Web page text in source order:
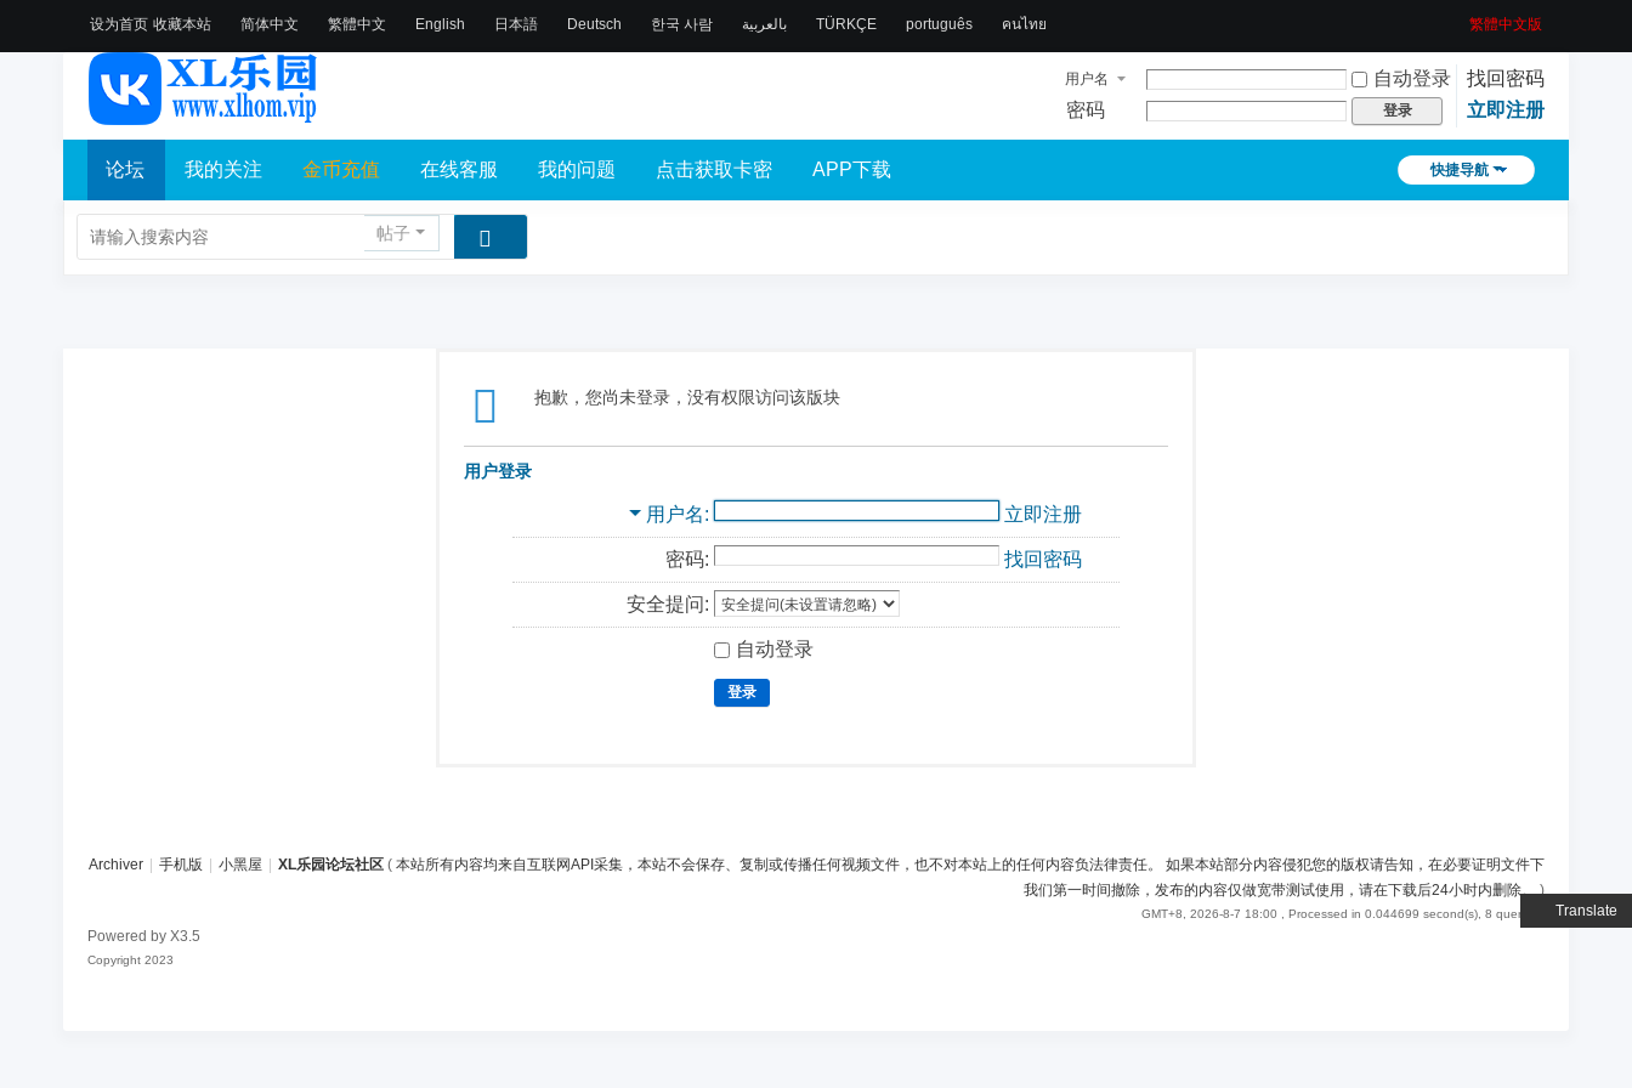
设为首页 收藏本站
Translate
简体中文 繁體中文 English 日本語 Deutsch 한국 사람 بالعربية TÜRKÇE português คนไทย 繁體中文版
用户名 自动登录
找回密码
密码
登录 立即注册
快捷导航
论坛 我的关注 金币充值 在线客服 我的问题 点击获取卡密 APP下载
帖子
抱歉，您尚未登录，没有权限访问该版块
用户登录
用户名 立即注册
密码: 找回密码
安全提问:
自动登录
登录
Archiver 手机版 小黑屋 XL乐园论坛社区 ( 本站所有内容均来自互联网API采集，本站不会保存、复制或传播任何视频文件，也不对本站上的任何内容负法律责任。 如果本站部分内容侵犯您的版权请告知，在必要证明文件下
我们第一时间撤除，发布的内容仅做宽带测试使用，请在下载后24小时内删除。)
GMT+8, 2026-8-7 18:00 , Processed in 0.044699 second(s), 8 queries .
Powered by X3.5
Copyright 2023